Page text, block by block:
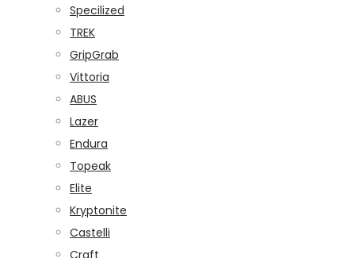
Specilized
TREK
GripGrab
Vittoria
ABUS
Lazer
Endura
Topeak
Elite
Kryptonite
Castelli
Craft